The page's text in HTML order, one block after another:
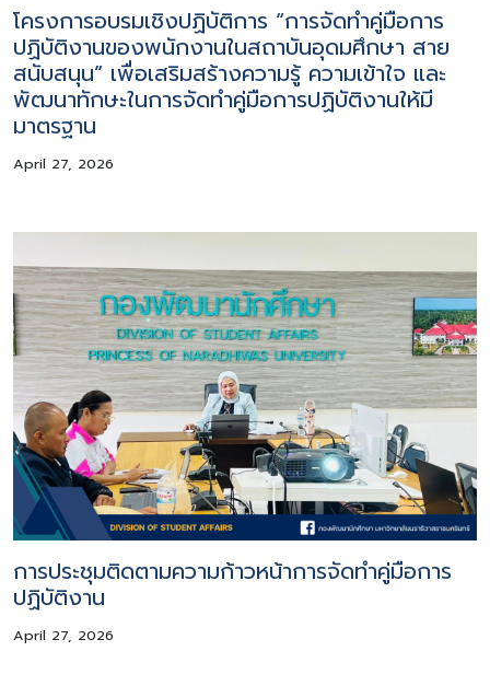
โครงการอบรมเชิงปฏิบัติการ “การจัดทำคู่มือการ
ปฏิบัติงานของพนักงานในสถาบันอุดมศึกษา สาย
สนับสนุน” เพื่อเสริมสร้างความรู้ ความเข้าใจ และ
พัฒนาทักษะในการจัดทำคู่มือการปฏิบัติงานให้มี
มาตรฐาน
April 27, 2026
การประชุมติดตามความก้าวหน้าการจัดทำคู่มือการ
ปฏิบัติงาน
April 27, 2026